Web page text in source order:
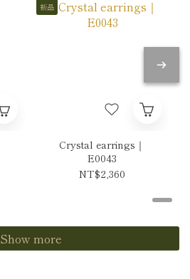
新品
Crystal earrings｜
E0043
NT$2,360
Show more